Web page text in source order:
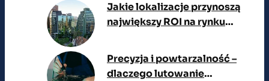
Jakie lokalizacje przynoszą
największy ROI na rynku
krótkoterminowego w
dużych miastach?
Precyzja i powtarzalność –
dlaczego lutowanie